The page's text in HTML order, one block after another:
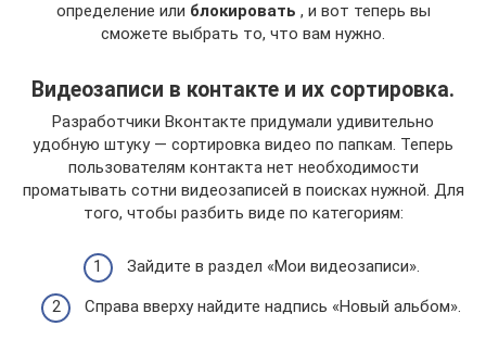
определение или блокировать , и вот теперь вы
сможете выбрать то, что вам нужно.
Видеозаписи в контакте и их сортировка.
Разработчики Вконтакте придумали удивительно
удобную штуку — сортировка видео по папкам. Теперь
пользователям контакта нет необходимости
проматывать сотни видеозаписей в поисках нужной. Для
того, чтобы разбить виде по категориям:
Зайдите в раздел «Мои видеозаписи».
Справа вверху найдите надпись «Новый альбом».